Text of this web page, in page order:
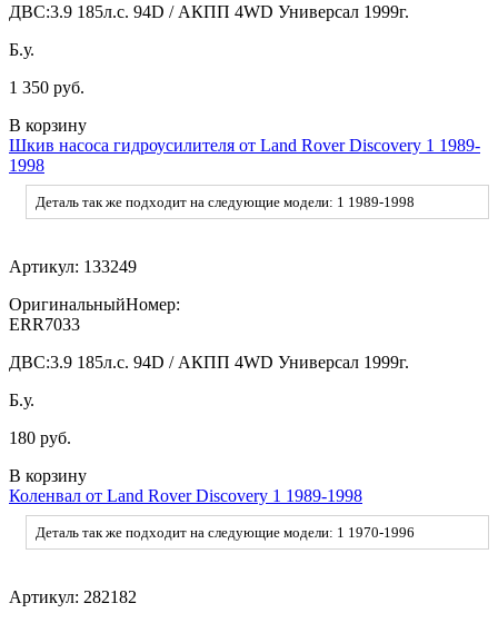
ДВС:3.9 185л.с. 94D / АКПП 4WD Универсал 1999г.
Б.у.
1 350 руб.
В корзину
Шкив насоса гидроусилителя от Land Rover Discovery 1 1989-
1998
Деталь так же подходит на следующие модели: 1 1989-1998
Артикул: 133249
ОригинальныйНомер:
ERR7033
ДВС:3.9 185л.с. 94D / АКПП 4WD Универсал 1999г.
Б.у.
180 руб.
В корзину
Коленвал от Land Rover Discovery 1 1989-1998
Деталь так же подходит на следующие модели: 1 1970-1996
Артикул: 282182